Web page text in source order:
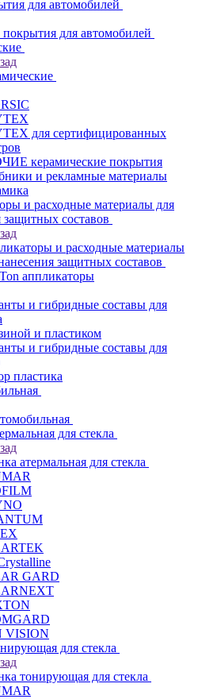
для автомобилей
для автомобилей
для сертифицированных
керамические покрытия
и рекламные материалы
и расходные материалы для
защитных составов
и расходные материалы
защитных составов
аппликаторы
и гибридные составы для
и пластиком
и гибридные составы для
пластика
для стекла
атермальная для стекла
GARD
VISION
для стекла
тонирующая для стекла